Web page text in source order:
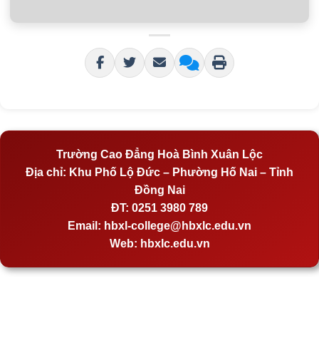
Trường Cao Đẳng Hoà Bình Xuân Lộc
Địa chỉ: Khu Phố Lộ Đức – Phường Hố Nai – Tỉnh
Đồng Nai
ĐT: 0251 3980 789
Email: hbxl-college@hbxlc.edu.vn
Web: hbxlc.edu.vn